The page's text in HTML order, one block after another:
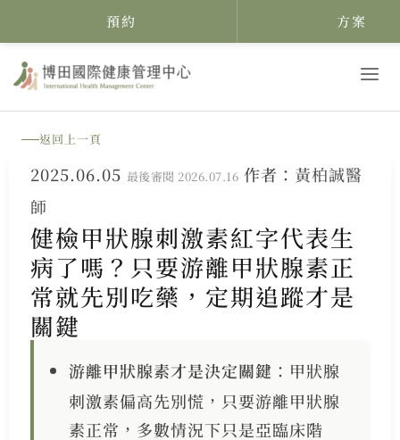
至
主
預約 方案
返回上一頁
2025.06.05 最後審閱 2026.07.16 作者： 黃柏誠醫
師
健檢甲狀腺刺激素紅字代表生
病了嗎？只要游離甲狀腺素正
常就先別吃藥，定期追蹤才是
關鍵
游離甲狀腺素才是決定關鍵 ：甲狀腺
刺激素偏高先別慌，只要游離甲狀腺
素正常，多數情況下只是亞臨床階